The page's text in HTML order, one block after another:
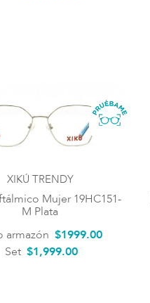
XIKÚ TRENDY
Mujer 19HC151-
M Plata
armazón $1999.00
Set $1,999.00